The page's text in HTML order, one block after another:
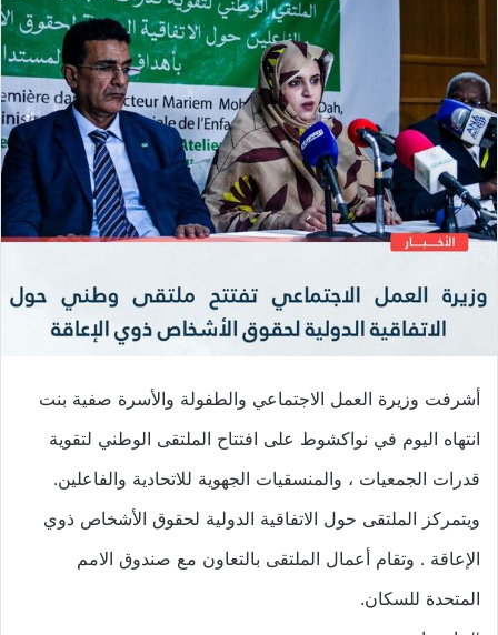
أشرفت وزيرة العمل الاجتماعي والطفولة والأسرة صفية بنت
انتهاه اليوم في نواكشوط على افتتاح الملتقى الوطني لتقوية
قدرات الجمعيات ، والمنسقيات الجهوية للاتحادية والفاعلين.
ويتمركز الملتقى حول الاتفاقية الدولية لحقوق الأشخاص ذوي
الإعاقة . وتقام أعمال الملتقى بالتعاون مع صندوق الامم
المتحدة للسكان.